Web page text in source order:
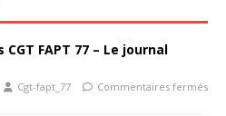
FAPT 77 – Le journal
Cgt-fapt_77 Commentaires fermés